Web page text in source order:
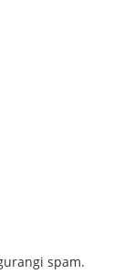
spam.